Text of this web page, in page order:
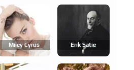
Miley Cyrus Erik Satie